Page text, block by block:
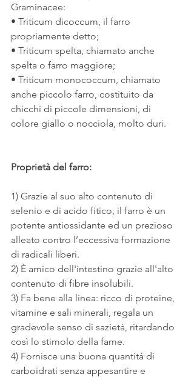
Graminacee:
• Triticum dicoccum, il farro
propriamente detto;
• Triticum spelta, chiamato anche
spelta o farro maggiore;
• Triticum monococcum, chiamato
anche piccolo farro, costituito da
chicchi di piccole dimensioni, di
colore giallo o nocciola, molto duri.
Proprietà del farro:
1) Grazie al suo alto contenuto di
selenio e di acido fitico, il farro è un
potente antiossidante ed un prezioso
alleato contro l’eccessiva formazione
di radicali liberi.
2) È amico dell'intestino grazie all'alto
contenuto di fibre insolubili.
3) Fa bene alla linea: ricco di proteine,
vitamine e sali minerali, regala un
gradevole senso di sazietà, ritardando
così lo stimolo della fame.
4) Fornisce una buona quantità di
carboidrati senza appesantire e